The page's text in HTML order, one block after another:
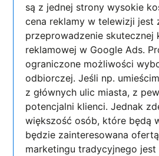
są z jednej strony wysokie
cena reklamy w telewizji jest
przeprowadzenie skutecznej
reklamowej w Google Ads.
ograniczone możliwości
odbiorczej. Jeśli np.
z głównych ulic miasta, z
potencjalni klienci. Jednak
większość osób, które będą
będzie zainteresowana
marketingu tradycyjnego